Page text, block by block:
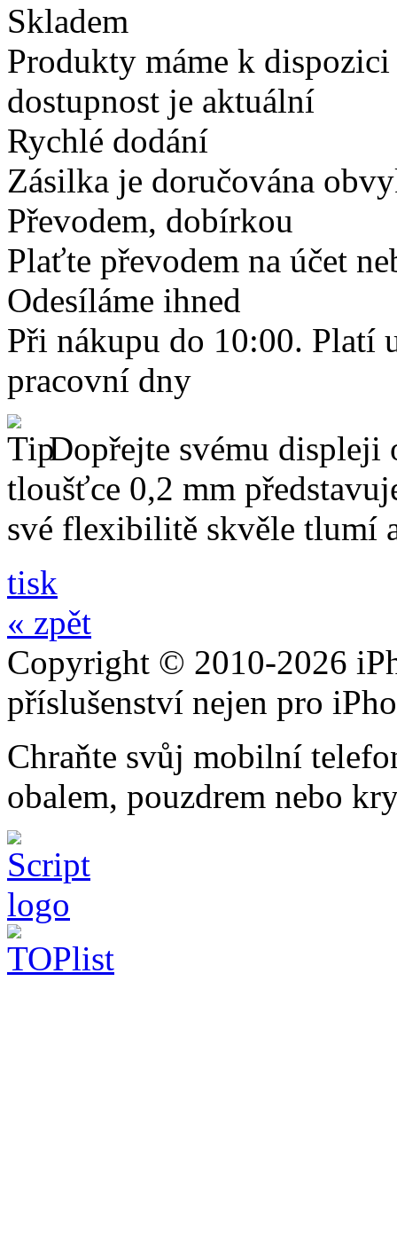
Skladem
Produkty máme k
dostupnost je aktuální
Rychlé dodání
Zásilka je doručována
Převodem, dobírkou
Plaťte převodem na účet
Odesíláme ihned
Při nákupu do 10:00. Platí
pracovní dny
Dopřejte svému displeji
tloušťce 0,2 mm
své flexibilitě skvěle tlumí
tisk
« zpět
Copyright © 2010-2026
příslušenství nejen pro
Chraňte svůj mobilní
obalem, pouzdrem nebo